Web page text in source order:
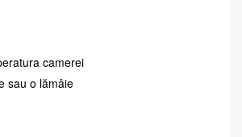
camerei
sau o lămâie